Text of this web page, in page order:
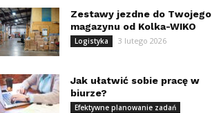
Zestawy jezdne do Twojego
magazynu od Kolka-WIKO
Logistyka 3 lutego 2026
Jak ułatwić sobie pracę w
biurze?
Efektywne planowanie zadań